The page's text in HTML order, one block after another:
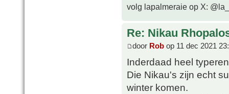
volg lapalmeraie op X:
Re: Nikau
door Rob op 11 dec 2021
Inderdaad heel
Die Nikau's zijn echt
winter komen.